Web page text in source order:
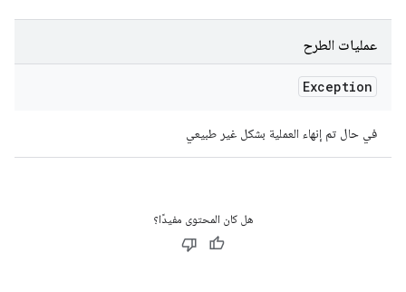
عمليات الطرح
Exception
في حال تم إنهاء العملية بشكل غير طبيعي
هل كان المحتوى مفيدًا؟